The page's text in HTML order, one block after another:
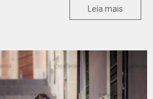
Leia mais